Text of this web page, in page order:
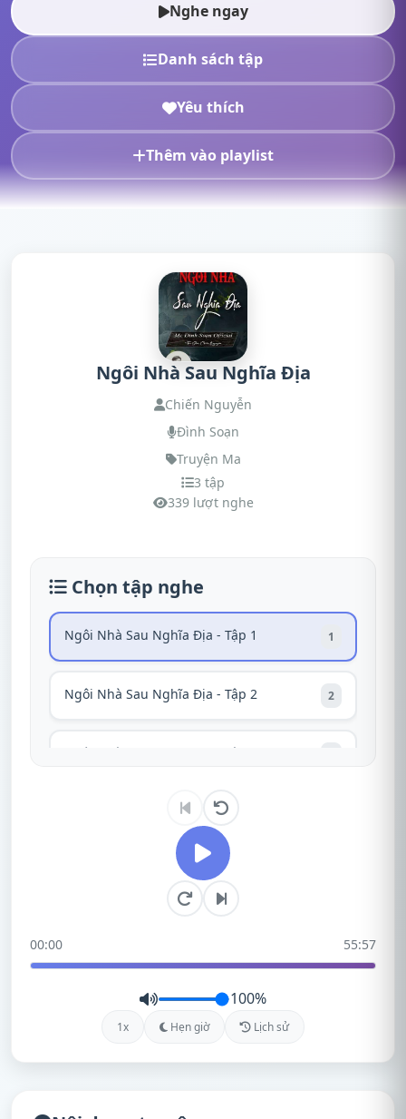
Nghe ngay
Danh sách tập
Yêu thích
Thêm vào playlist
Ngôi Nhà Sau Nghĩa Địa
Chiến Nguyễn
Đình Soạn
Truyện Ma
3 tập
339 lượt nghe
Chọn tập nghe
Ngôi Nhà Sau Nghĩa Địa - Tập 1 1
Ngôi Nhà Sau Nghĩa Địa - Tập 2 2
Ngôi Nhà Sau Nghĩa Địa - Tập 3
00:00 55:57
100%
1x Hẹn giờ Lịch sử